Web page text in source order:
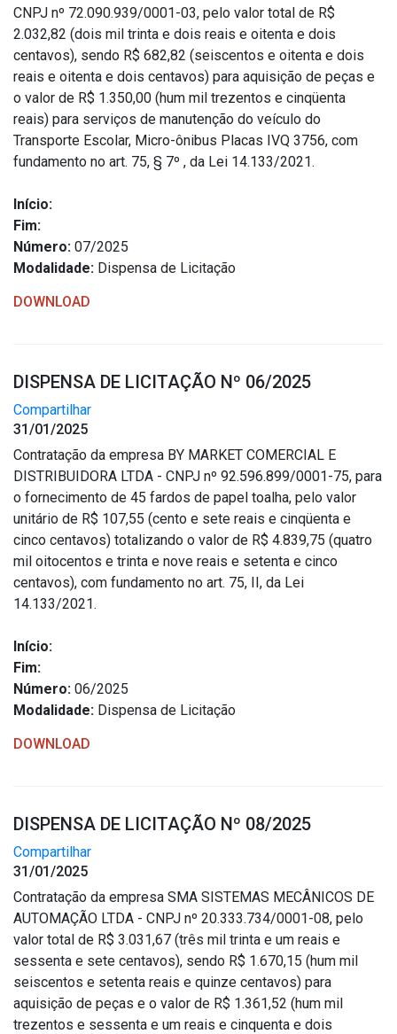
CNPJ nº 72.090.939/0001-03, pelo valor total de R$
2.032,82 (dois mil trinta e dois reais e oitenta e dois
centavos), sendo R$ 682,82 (seiscentos e oitenta e dois
reais e oitenta e dois centavos) para aquisição de peças e
o valor de R$ 1.350,00 (hum mil trezentos e cinqüenta
reais) para serviços de manutenção do veículo do
Transporte Escolar, Micro-ônibus Placas IVQ 3756, com
fundamento no art. 75, § 7º , da Lei 14.133/2021.
Início:
Fim:
Número: 07/2025
Modalidade: Dispensa de Licitação
DOWNLOAD
DISPENSA DE LICITAÇÃO Nº 06/2025
Compartilhar
31/01/2025
Contratação da empresa BY MARKET COMERCIAL E
DISTRIBUIDORA LTDA - CNPJ nº 92.596.899/0001-75, para
o fornecimento de 45 fardos de papel toalha, pelo valor
unitário de R$ 107,55 (cento e sete reais e cinqüenta e
cinco centavos) totalizando o valor de R$ 4.839,75 (quatro
mil oitocentos e trinta e nove reais e setenta e cinco
centavos), com fundamento no art. 75, II, da Lei
14.133/2021.
Início:
Fim:
Número: 06/2025
Modalidade: Dispensa de Licitação
DOWNLOAD
DISPENSA DE LICITAÇÃO Nº 08/2025
Compartilhar
31/01/2025
Contratação da empresa SMA SISTEMAS MECÂNICOS DE
AUTOMAÇÃO LTDA - CNPJ nº 20.333.734/0001-08, pelo
valor total de R$ 3.031,67 (três mil trinta e um reais e
sessenta e sete centavos), sendo R$ 1.670,15 (hum mil
seiscentos e setenta reais e quinze centavos) para
aquisição de peças e o valor de R$ 1.361,52 (hum mil
trezentos e sessenta e um reais e cinquenta e dois